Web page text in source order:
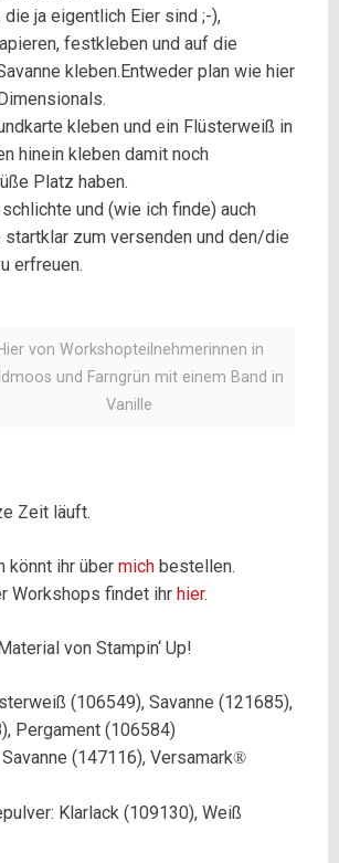
die ja eigentlich Eier sind ;-),
festkleben und auf die
kleben.Entweder plan wie hier
kleben und ein Flüsterweiß in
hinein kleben damit noch
Platz haben.
und (wie ich finde) auch
startklar zum versenden und den/die
erfreuen.
von Workshopteilnehmerinnen in
und Farngrün mit einem Band in
Vanille
Zeit läuft.
könnt ihr über mich bestellen.
Workshops findet ihr hier.
von Stampin‘ Up!
(106549), Savanne (121685),
Pergament (106584)
(147116), Versamark®
Klarlack (109130), Weiß